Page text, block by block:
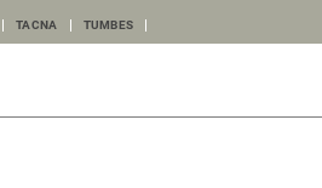
TACNA TUMBES